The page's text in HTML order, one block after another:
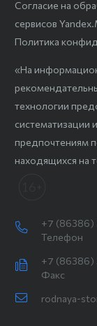
Согласие на
сервисов
Политика
«На
технологии
систематизации
предпочтениям
находящихся на
+7 (86386)
Телефон
+7 (86386)
Факс
rodnaya-